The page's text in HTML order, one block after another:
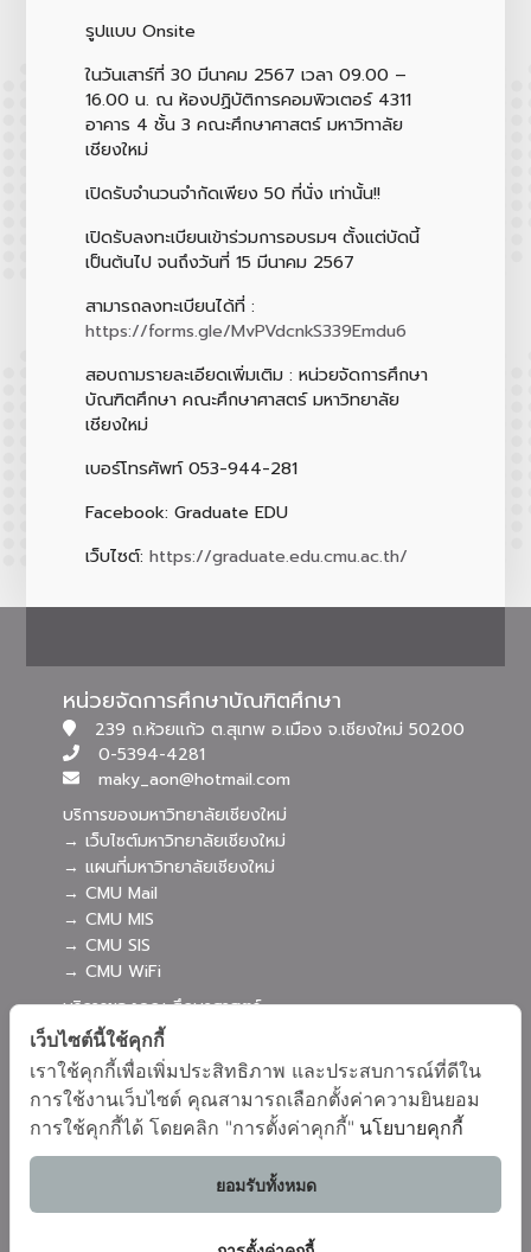
รูปแบบ Onsite
ในวันเสาร์ที่ 30 มีนาคม 2567 เวลา 09.00 –
16.00 น. ณ ห้องปฏิบัติการคอมพิวเตอร์ 4311
อาคาร 4 ชั้น 3 คณะศึกษาศาสตร์ มหาวิทาลัย
เชียงใหม่
เปิดรับจำนวนจำกัดเพียง 50 ที่นั่ง เท่านั้น!!
เปิดรับลงทะเบียนเข้าร่วมการอบรมฯ ตั้งแต่บัดนี้
เป็นต้นไป จนถึงวันที่ 15 มีนาคม 2567
สามารถลงทะเบียนได้ที่ :
https://forms.gle/MvPVdcnkS339Emdu6
สอบถามรายละเอียดเพิ่มเติม : หน่วยจัดการศึกษา
บัณฑิตศึกษา คณะศึกษาศาสตร์ มหาวิทยาลัย
เชียงใหม่
เบอร์โทรศัพท์ 053-944-281
Facebook: Graduate EDU
เว็บไซต์: https://graduate.edu.cmu.ac.th/
หน่วยจัดการศึกษาบัณฑิตศึกษา
239 ถ.ห้วยแก้ว ต.สุเทพ อ.เมือง จ.เชียงใหม่ 50200
0-5394-4281
maky_aon@hotmail.com
บริการของมหาวิทยาลัยเชียงใหม่
→ เว็บไซต์มหาวิทยาลัยเชียงใหม่
→ แผนที่มหาวิทยาลัยเชียงใหม่
→ CMU Mail
→ CMU MIS
→ CMU SIS
→ CMU WiFi
บริการของคณะศึกษาศาสตร์
→ เว็บไซต์คณะศึกษาศาสตร์
→ ระบบจัดการเว็บไซต์
→ EDU MIS
→ EDU SIS
เว็บไซต์นี้ใช้คุกกี้
เราใช้คุกกี้เพื่อเพิ่มประสิทธิภาพ และประสบการณ์ที่ดีใน
การใช้งานเว็บไซต์ คุณสามารถเลือกตั้งค่าความยินยอม
การใช้คุกกี้ได้ โดยคลิก "การตั้งค่าคุกกี้" นโยบายคุกกี้
ยอมรับทั้งหมด